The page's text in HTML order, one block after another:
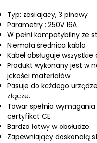
Typ: zasilajacy, 3 pinowy
Parametry : 250V 16A
W pełni kompatybilny ze
Niemała średnica kabla
Kabel obsługuje
Produkt wykonany jest w
jakości materiałów
Pasuje do każdego
złącze.
Towar spełnia
certyfikat CE
Bardzo łatwy w obsłudze.
Zapewniający doskonałą